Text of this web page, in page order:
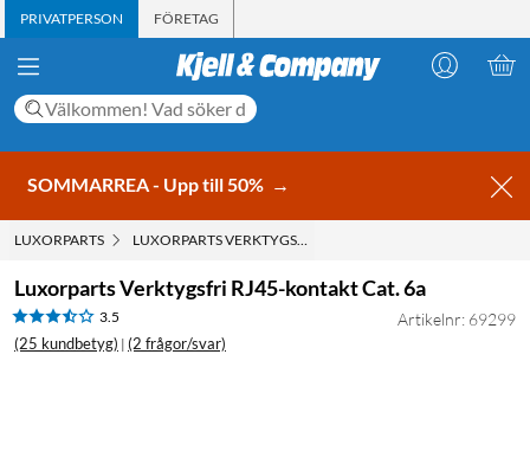
PRIVATPERSON FÖRETAG
SOMMARREA - Upp till 50% →
LUXORPARTS LUXORPARTS VERKTYGSFRI RJ45-KONTAKT CAT. 6A
Luxorparts Verktygsfri RJ45-kontakt Cat. 6a
3.5
(25 kundbetyg) | (2 frågor/svar)
Artikelnr: 69299